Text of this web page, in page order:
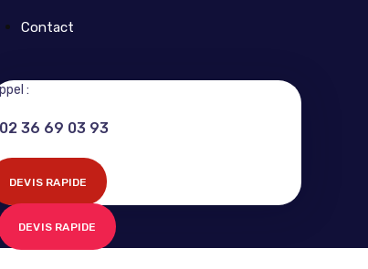
Contact
:
02 36 69 03 93
DEVIS RAPIDE
DEVIS RAPIDE